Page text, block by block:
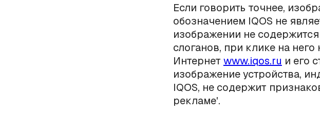
Если говорить точнее,
обозначением IQOS не
изображении не
слоганов, при клике на
Интернет www.iqos.ru и его
изображение устройства,
IQOS, не содержит
рекламе'.